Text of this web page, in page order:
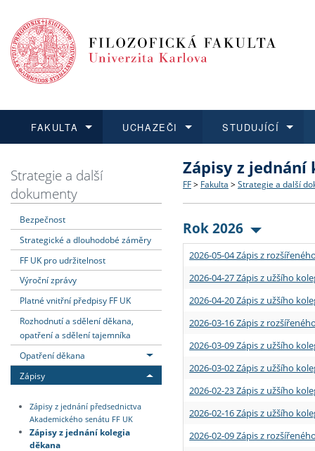
FAKULTA
Dozvědět se více
Struktura a historie
Strategie a další
Podpora a benefity pro
Absolventi fakulty
UCHAZEČI
Podat přihlášku
Co studovat a jak se
Učitelské studijní
Informace k průběhu
STUDUJÍCÍ
Dozvědět se více
Bakalářské a magisterské
Doktorské studium
Rigorózní řízení
Dozvědět se více
O vědě a výzkumu na FF
Akademické kvalifikace
Granty a projekty
Dozvědět se více
Aktuální nabídky a
Vyjíždějící studenti
Přijíždějící studenti
Vyjíždějící zaměstnanci
Strategie a další
dokumenty
Bezpečnost
Strategické a dlouhodobé záměry
FF UK pro udržitelnost
Výroční zprávy
Platné vnitřní předpisy FF UK
Rozhodnutí a sdělení děkana,
opatření a sdělení tajemníka
Opatření děkana
Zápisy
Zápisy z jednání předsednictva
Akademického senátu FF UK
Zápisy z jednání kolegia
děkana
Zápisy z jednání
FF > Fakulta > Strategie a další
Rok 2026
2026-05-04 Zápis z
2026-04-27 Zápis z užšího
2026-04-20 Zápis z užšího
2026-03-16 Zápis z
2026-03-09 Zápis z užšího
2026-03-02 Zápis z užšího
2026-02-23 Zápis z užšího
2026-02-16 Zápis z užšího
2026-02-09 Zápis z